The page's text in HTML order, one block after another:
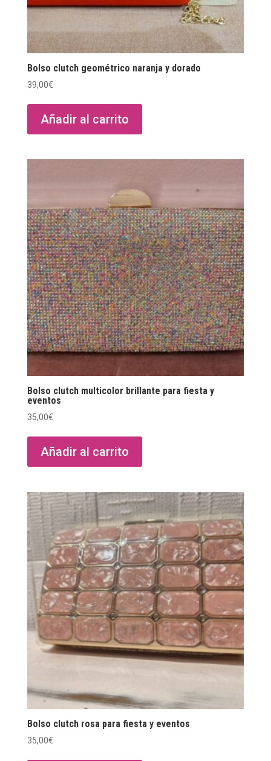
Bolso clutch geométrico naranja y dorado
39,00€
Añadir al carrito
Bolso clutch multicolor brillante para fiesta y
eventos
35,00€
Añadir al carrito
Bolso clutch rosa para fiesta y eventos
35,00€